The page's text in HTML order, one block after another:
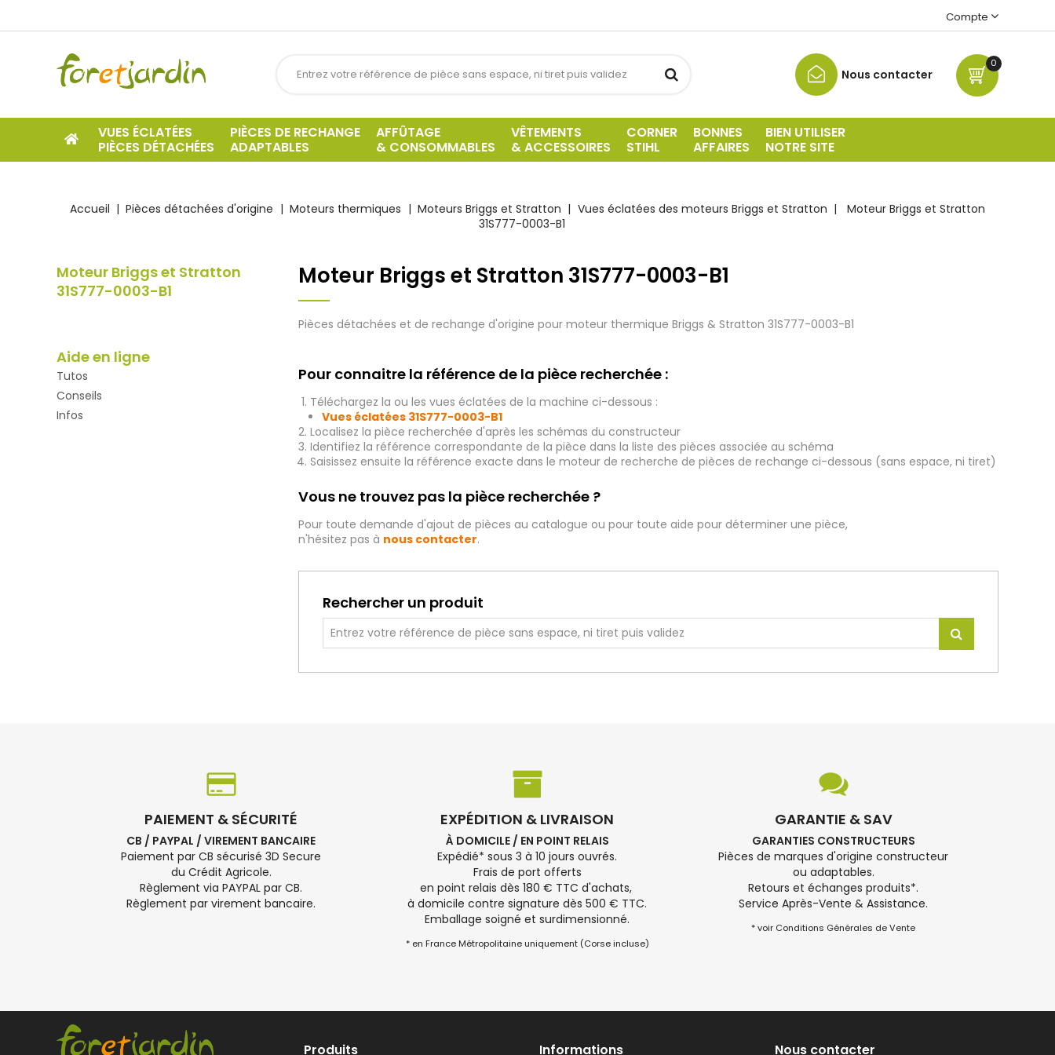
Compte
0
Nous contacter
VUES ÉCLATÉES
PIÈCES DÉTACHÉES
PIÈCES DE RECHANGE
ADAPTABLES
AFFÛTAGE
& CONSOMMABLES
VÊTEMENTS
& ACCESSOIRES
CORNER
STIHL
BONNES
AFFAIRES
BIEN UTILISER
NOTRE SITE
Accueil Pièces détachées d'origine Moteurs thermiques Moteurs Briggs et Stratton Vues éclatées des moteurs Briggs et Stratton
Moteur Briggs et Stratton
31S777-0003-B1
Moteur Briggs et Stratton
31S777-0003-B1
Aide en ligne
Tutos
Conseils
Infos
Moteur Briggs et Stratton 31S777-0003-B1
Pièces détachées et de rechange d'origine pour moteur thermique Briggs & Stratton 31S777-0003-B1
Pour connaitre la référence de la pièce recherchée :
Téléchargez la ou les vues éclatées de la machine ci-dessous :
Vues éclatées 31S777-0003-B1
Localisez la pièce recherchée d'après les schémas du constructeur
Identifiez la référence correspondante de la pièce dans la liste des pièces associée au schéma
Saisissez ensuite la référence exacte dans le moteur de recherche de pièces de rechange ci-dessous (sans espace, ni tiret)
Vous ne trouvez pas la pièce recherchée ?
Pour toute demande d'ajout de pièces au catalogue ou pour toute aide pour déterminer une pièce,
n'hésitez pas à nous contacter.
Rechercher un produit
PAIEMENT & SÉCURITÉ
CB / PAYPAL / VIREMENT BANCAIRE
Paiement par CB sécurisé 3D Secure
du Crédit Agricole.
Règlement via PAYPAL par CB.
Règlement par virement bancaire.
EXPÉDITION & LIVRAISON
À DOMICILE / EN POINT RELAIS
Expédié* sous 3 à 10 jours ouvrés.
Frais de port offerts
en point relais dès 180 € TTC d'achats,
à domicile contre signature dès 500 € TTC.
Emballage soigné et surdimensionné.
* en France Métropolitaine uniquement (Corse incluse)
GARANTIE & SAV
GARANTIES CONSTRUCTEURS
Pièces de marques d'origine constructeur
ou adaptables.
Retours et échanges produits*.
Service Après-Vente & Assistance.
* voir Conditions Générales de Vente
Produits Informations Nous contacter